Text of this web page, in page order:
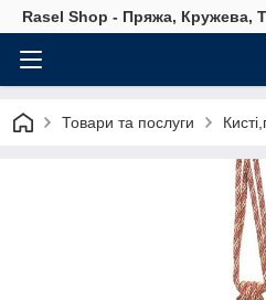
Rasel Shop - Пряжа, Кружева,
Товари та послуги